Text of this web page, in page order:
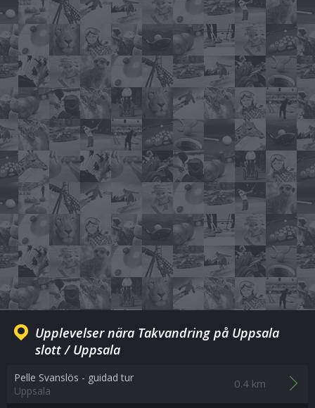
Upplevelser nära Takvandring på Uppsala
slott / Uppsala
Pelle Svanslös - guidad tur
Uppsala
0.4 km